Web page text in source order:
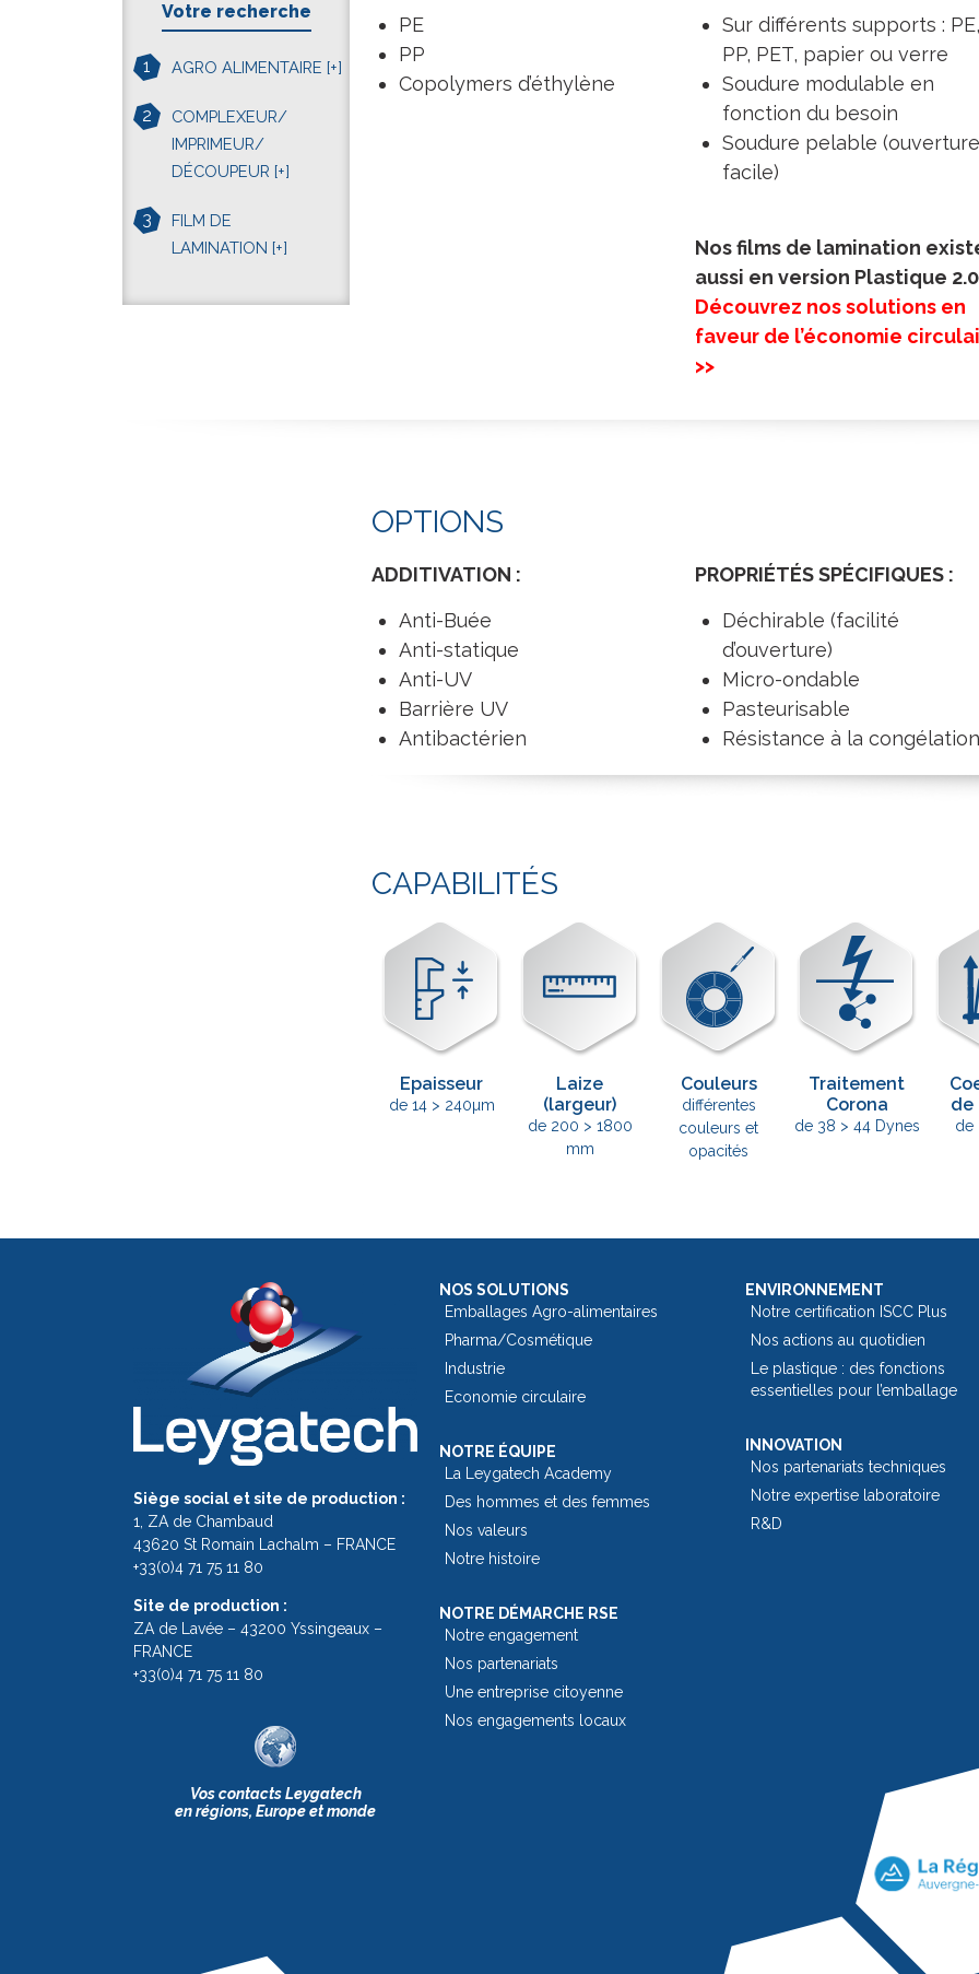
Votre recherche
1 AGRO ALIMENTAIRE [+]
2
COMPLEXEUR/
IMPRIMEUR/
DÉCOUPEUR [+]
3
FILM DE
LAMINATION [+]
PE
PP
Copolymers d’éthylène
Sur différents supports :
PP, PET, papier ou verre
Soudure modulable en
fonction du besoin
Soudure pelable
facile)
Nos films de lamination
aussi en version Plastique 2.0
Découvrez nos solutions en
faveur de l’économie
>>
OPTIONS
ADDITIVATION :
Anti-Buée
Anti-statique
Anti-UV
Barrière UV
Antibactérien
PROPRIÉTÉS SPÉCIFIQUES :
Déchirable (facilité
d’ouverture)
Micro-ondable
Pasteurisable
Résistance à la
CAPABILITÉS
Epaisseur
de 14 > 240µm
Laize
(largeur)
de 200 > 1800
mm
Couleurs
différentes
couleurs et
opacités
Traitement
Corona
de 38 > 44 Dynes
de
de
Siège social et site de production :
1, ZA de Chambaud
43620 St Romain Lachalm – FRANCE
+33(0)4 71 75 11 80
Site de production :
ZA de Lavée – 43200 Yssingeaux –
FRANCE
+33(0)4 71 75 11 80
Vos contacts Leygatech
en régions, Europe et monde
NOS SOLUTIONS
Emballages Agro-alimentaires
Pharma/Cosmétique
Industrie
Economie circulaire
NOTRE ÉQUIPE
La Leygatech Academy
Des hommes et des femmes
Nos valeurs
Notre histoire
NOTRE DÉMARCHE RSE
Notre engagement
Nos partenariats
Une entreprise citoyenne
Nos engagements locaux
ENVIRONNEMENT
Notre certification ISCC Plus
Nos actions au quotidien
Le plastique : des fonctions
essentielles pour l’emballage​
INNOVATION
Nos partenariats techniques
Notre expertise laboratoire
R&D